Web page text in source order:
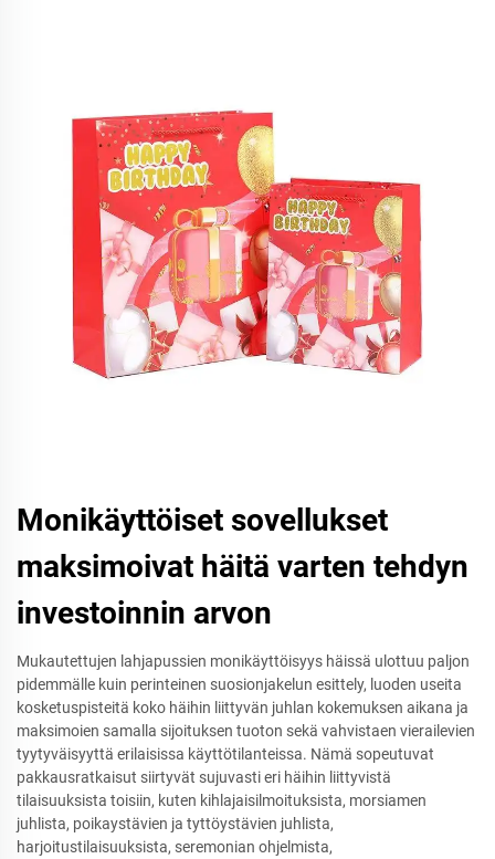
Monikäyttöiset sovellukset
maksimoivat häitä varten tehdyn
investoinnin arvon
Mukautettujen lahjapussien monikäyttöisyys häissä ulottuu paljon
pidemmälle kuin perinteinen suosionjakelun esittely, luoden useita
kosketuspisteitä koko häihin liittyvän juhlan kokemuksen aikana ja
maksimoien samalla sijoituksen tuoton sekä vahvistaen vierailevien
tyytyväisyyttä erilaisissa käyttötilanteissa. Nämä sopeutuvat
pakkausratkaisut siirtyvät sujuvasti eri häihin liittyvistä
tilaisuuksista toisiin, kuten kihlajaisilmoituksista, morsiamen
juhlista, poikaystävien ja tyttöystävien juhlista,
harjoitustilaisuuksista, seremonian ohjelmista,